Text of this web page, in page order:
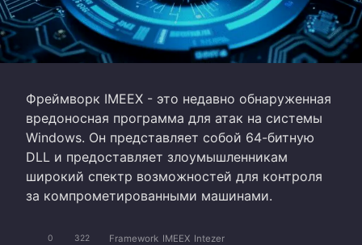
Фреймворк IMEEX - это недавно обнаруженная
вредоносная программа для атак на системы
Windows. Он представляет собой 64-битную
DLL и предоставляет злоумышленникам
широкий спектр возможностей для контроля
за компрометированными машинами.
0 322 Framework IMEEX Intezer